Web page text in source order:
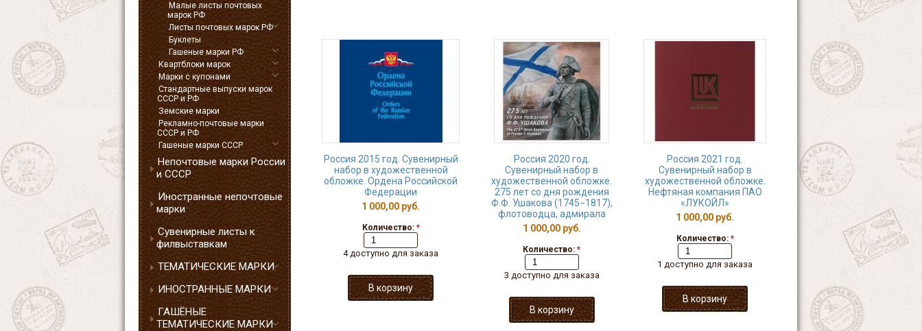
Малые листы почтовых
марок РФ
Листы почтовых марок РФ
Буклеты
Гашеные марки РФ
Квартблоки марок
Марки с купонами
Стандартные выпуски марок
СССР и РФ
Земские марки
Рекламно-почтовые марки
СССР и РФ
Гашеные марки СССР
Непочтовые марки России
и СССР
Иностранные непочтовые
марки
Сувенирные листы к
филвыставкам
ТЕМАТИЧЕСКИЕ МАРКИ
ИНОСТРАННЫЕ МАРКИ
ГАШЁНЫЕ
ТЕМАТИЧЕСКИЕ МАРКИ
Россия 2015 год. Сувенирный
набор в художественной
обложке. Ордена Российской
Федерации
1 000,00 руб.
Количество: *
4 доступно для заказа
Россия 2020 год.
Сувенирный набор в
художественной обложке.
275 лет со дня рождения
Ф.Ф. Ушакова (1745−1817),
флотоводца, адмирала
1 000,00 руб.
Количество: *
3 доступно для заказа
Россия 2021 год.
Сувенирный набор в
художественной обложке.
Нефтяная компания ПАО
«ЛУКОЙЛ»
1 000,00 руб.
Количество: *
1 доступно для заказа